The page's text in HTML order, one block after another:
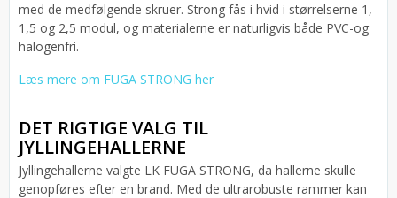
med de medfølgende skruer. Strong fås i hvid i størrelserne 1,
1,5 og 2,5 modul, og materialerne er naturligvis både PVC-og
halogenfri.
Læs mere om FUGA STRONG her
DET RIGTIGE VALG TIL
JYLLINGEHALLERNE
Jyllingehallerne valgte LK FUGA STRONG, da hallerne skulle
genopføres efter en brand. Med de ultrarobuste rammer kan